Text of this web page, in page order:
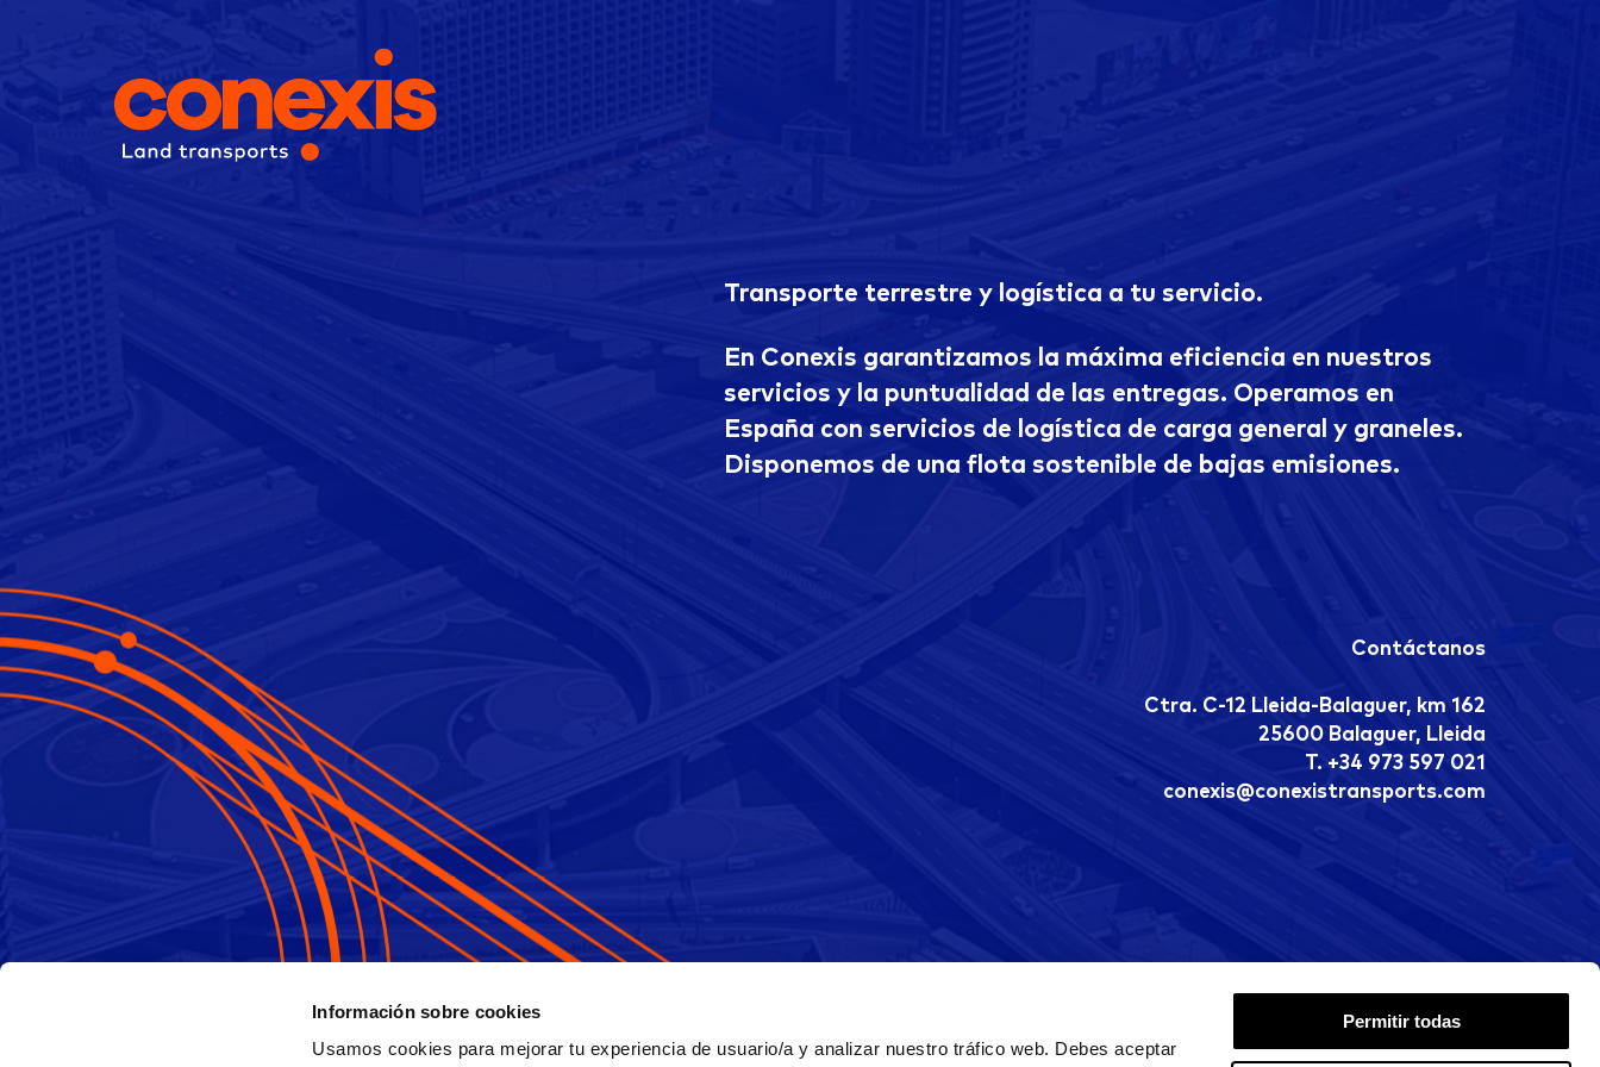
Información sobre cookies
Usamos cookies para mejorar tu experiencia de usuario/a y analizar nuestro tráfico web. Debes aceptar
Permitir todas
Transporte terrestre y logística a tu servicio.
En Conexis garantizamos la máxima eficiencia en nuestros
servicios y la puntualidad de las entregas. Operamos en
España con servicios de logística de carga general y graneles.
Disponemos de una flota sostenible de bajas emisiones.
Contáctanos
Ctra. C-12 Lleida-Balaguer, km 162
25600 Balaguer, Lleida
T. +34 973 597 021
conexis@conexistransports.com